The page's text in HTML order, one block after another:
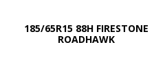
185/65R15 88H FIRESTONE
ROADHAWK